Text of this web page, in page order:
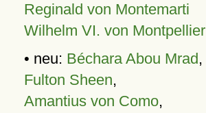
Reginald von Montemarti
Wilhelm VI. von Montpellier
• neu: Béchara Abou Mrad,
Fulton Sheen,
Amantius von Como,